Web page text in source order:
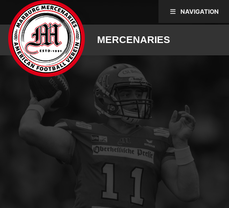
content
MERCENARIES
NAVIGATION